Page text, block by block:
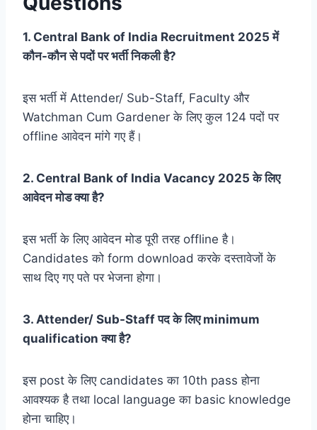
1. Central Bank of India Recruitment 2025 में
कौन-कौन से पदों पर भर्ती निकली है?
इस भर्ती में Attender/ Sub-Staff, Faculty और
Watchman Cum Gardener के लिए कुल 124 पदों पर
offline आवेदन मांगे गए हैं।
2. Central Bank of India Vacancy 2025 के लिए
आवेदन मोड क्या है?
इस भर्ती के लिए आवेदन मोड पूरी तरह offline है।
Candidates को form download करके दस्तावेजों के
साथ दिए गए पते पर भेजना होगा।
3. Attender/ Sub-Staff पद के लिए minimum
qualification क्या है?
इस post के लिए candidates का 10th pass होना
आवश्यक है तथा local language का basic knowledge
होना चाहिए।